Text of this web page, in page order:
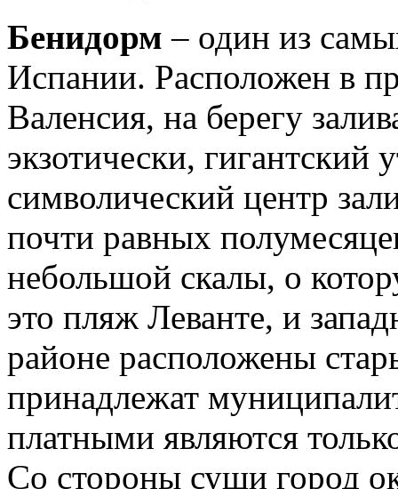
Бенидорм– один из
Испании. Расположен в
Валенсия, на берегу
экзотически, гигантский
символический центр
почти равных
небольшой скалы, о
это пляж Леванте, и
районе расположены
принадлежат
платными являются
Со стороны суши город